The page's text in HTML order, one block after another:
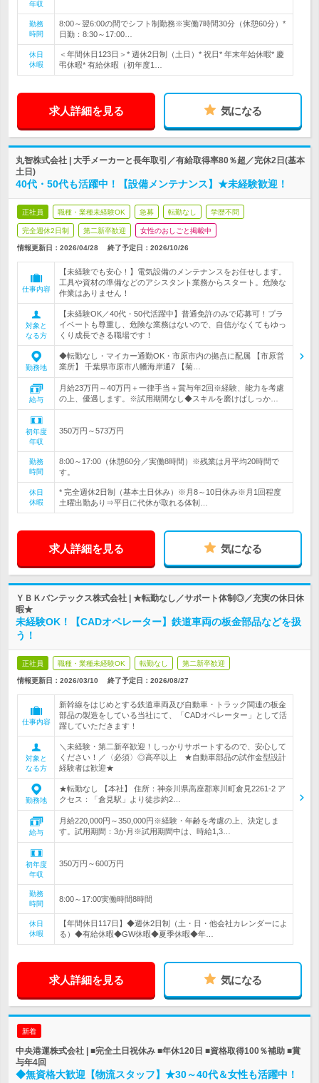
年収
勤務
時間
8:00～翌6:00の間でシフト制勤務※実働7時間30分（休憩60分）*
日勤：8:30～17:00…
休日
休暇
＜年間休日123日＞* 週休2日制（土日）* 祝日* 年末年始休暇* 慶
弔休暇* 有給休暇（初年度1…
求人詳細を見る 気になる
丸智株式会社 | 大手メーカーと長年取引／有給取得率80％超／完休2日(基本
土日)
40代・50代も活躍中！【設備メンテナンス】★未経験歓迎！
正社員 職種・業種未経験OK 急募 転勤なし 学歴不問
完全週休2日制 第二新卒歓迎 女性のおしごと掲載中
情報更新日：2026/04/28 終了予定日： 2026/10/26
仕事内容
【未経験でも安心！】電気設備のメンテナンスをお任せします。
工具や資材の準備などのアシスタント業務からスタート。危険な
作業はありません！
対象と
なる方
【未経験OK／40代・50代活躍中】普通免許のみで応募可！プラ
イベートも尊重し、危険な業務はないので、自信がなくてもゆっ
くり成長できる職場です！
勤務地
◆転勤なし・マイカー通勤OK・市原市内の拠点に配属 【市原営
業所】 千葉県市原市八幡海岸通7 【菊…
給与
月給23万円～40万円＋一律手当＋賞与年2回※経験、能力を考慮
の上、優遇します。※試用期間なし◆スキルを磨けばしっか…
初年度
年収
350万円～573万円
勤務
時間
8:00～17:00（休憩60分／実働8時間）※残業は月平均20時間で
す。
休日
休暇
* 完全週休2日制（基本土日休み）※月8～10日休み※月1回程度
土曜出勤あり⇒平日に代休が取れる体制…
求人詳細を見る 気になる
ＹＢＫバンテックス株式会社 | ★転勤なし／サポート体制◎／充実の休日休
暇★
未経験OK！【CADオペレーター】鉄道車両の板金部品などを扱
う！
正社員 職種・業種未経験OK 転勤なし 第二新卒歓迎
情報更新日：2026/03/10 終了予定日： 2026/08/27
仕事内容
新幹線をはじめとする鉄道車両及び自動車・トラック関連の板金
部品の製造をしている当社にて、「CADオペレーター」として活
躍していただきます！
対象と
なる方
＼未経験・第二新卒歓迎！しっかりサポートするので、安心して
ください！／〈必須〉◎高卒以上 ★自動車部品の試作金型設計
経験者は歓迎★
勤務地
★転勤なし 【本社】 住所：神奈川県高座郡寒川町倉見2261-2 ア
クセス：「倉見駅」より徒歩約2…
給与
月給220,000円～350,000円※経験・年齢を考慮の上、決定しま
す。試用期間：3か月※試用期間中は、時給1,3…
初年度
年収
350万円～600万円
勤務
時間
8:00～17:00実働時間8時間
休日
休暇
【年間休日117日】◆週休2日制（土・日・他会社カレンダーによ
る）◆有給休暇◆GW休暇◆夏季休暇◆年…
求人詳細を見る 気になる
新着
中央港運株式会社 | ■完全土日祝休み ■年休120日 ■資格取得100％補助 ■賞
与年4回
◆無資格大歓迎【物流スタッフ】★30～40代＆女性も活躍中！